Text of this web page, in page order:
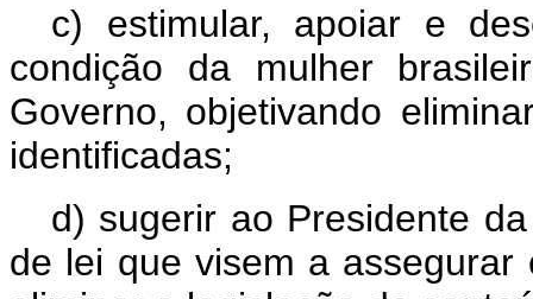
c) estimular, apoiar e
condição da mulher
Governo, objetivando
identificadas;
d) sugerir ao Presidente
de lei que visem a